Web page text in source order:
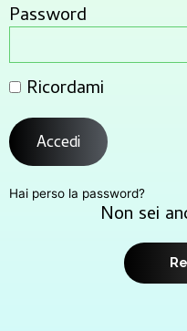
Password
Ricordami
Accedi
Hai perso la password?
Non sei